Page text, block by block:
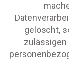
gelöscht,
zulässigen